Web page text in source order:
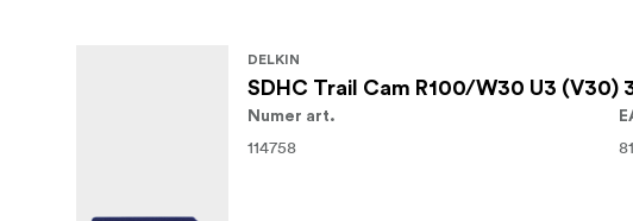
DELKIN
SDHC Trail Cam R100/W30 U3 (V30)
Numer art.
114758